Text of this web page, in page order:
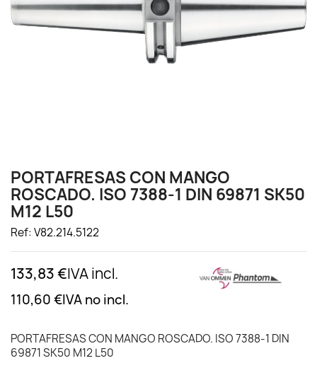
PORTAFRESAS CON MANGO
ROSCADO. ISO 7388-1 DIN 69871 SK50
M12 L50
Ref: V82.214.5122
133,83 €IVA incl.
110,60 €IVA no incl.
PORTAFRESAS CON MANGO ROSCADO. ISO 7388-1 DIN
69871 SK50 M12 L50